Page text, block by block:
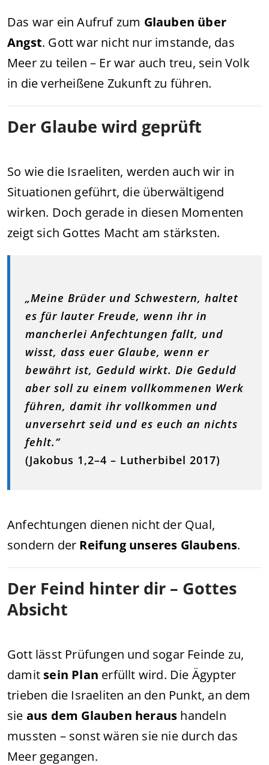
Das war ein Aufruf zum Glauben über
Angst. Gott war nicht nur imstande, das
Meer zu teilen – Er war auch treu, sein Volk
in die verheißene Zukunft zu führen.
Der Glaube wird geprüft
So wie die Israeliten, werden auch wir in
Situationen geführt, die überwältigend
wirken. Doch gerade in diesen Momenten
zeigt sich Gottes Macht am stärksten.
„Meine Brüder und Schwestern, haltet
es für lauter Freude, wenn ihr in
mancherlei Anfechtungen fallt, und
wisst, dass euer Glaube, wenn er
bewährt ist, Geduld wirkt. Die Geduld
aber soll zu einem vollkommenen Werk
führen, damit ihr vollkommen und
unversehrt seid und es euch an nichts
fehlt.“
(Jakobus 1,2–4 – Lutherbibel 2017)
Anfechtungen dienen nicht der Qual,
sondern der Reifung unseres Glaubens.
Der Feind hinter dir – Gottes
Absicht
Gott lässt Prüfungen und sogar Feinde zu,
damit sein Plan erfüllt wird. Die Ägypter
trieben die Israeliten an den Punkt, an dem
sie aus dem Glauben heraus handeln
mussten – sonst wären sie nie durch das
Meer gegangen.